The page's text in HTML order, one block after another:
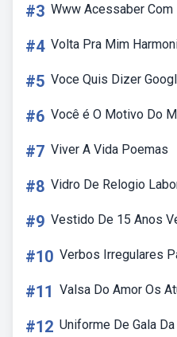
#3 Www Acessaber
#4 Volta Pra Mim
#5 Voce Quis Dizer
#6 Você é O Motivo Do
#7 Viver A Vida Poemas
#8 Vidro De Relogio
#9 Vestido De 15 Anos
#10 Verbos Irregulares
#11 Valsa Do Amor Os
#12 Uniforme De Gala